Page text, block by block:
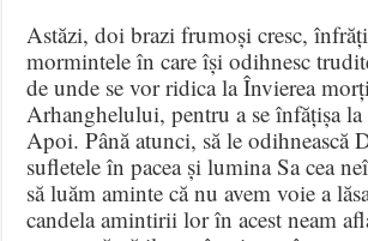
Astăzi, doi brazi frumoși cresc,
mormintele în care își odihnesc
de unde se vor ridica la Învierea
Arhanghelului, pentru a se înfățișa la
Apoi. Până atunci, să le odihnească
sufletele în pacea și lumina Sa cea
să luăm aminte că nu avem voie a
candela amintirii lor în acest neam